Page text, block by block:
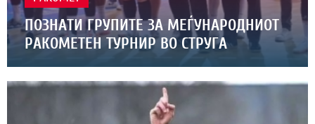
ПОЗНАТИ ГРУПИТЕ ЗА МЕЃУНАРОДНИОТ
РАКОМЕТЕН ТУРНИР ВО СТРУГА